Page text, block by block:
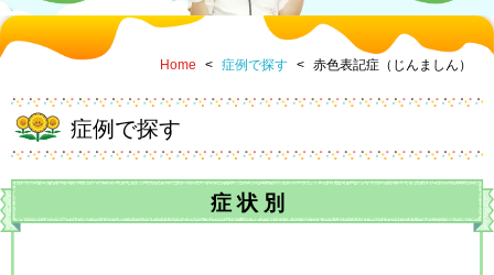
Home < 症例で探す < 赤色表記症（じんましん）
症例で探す
症 状 別